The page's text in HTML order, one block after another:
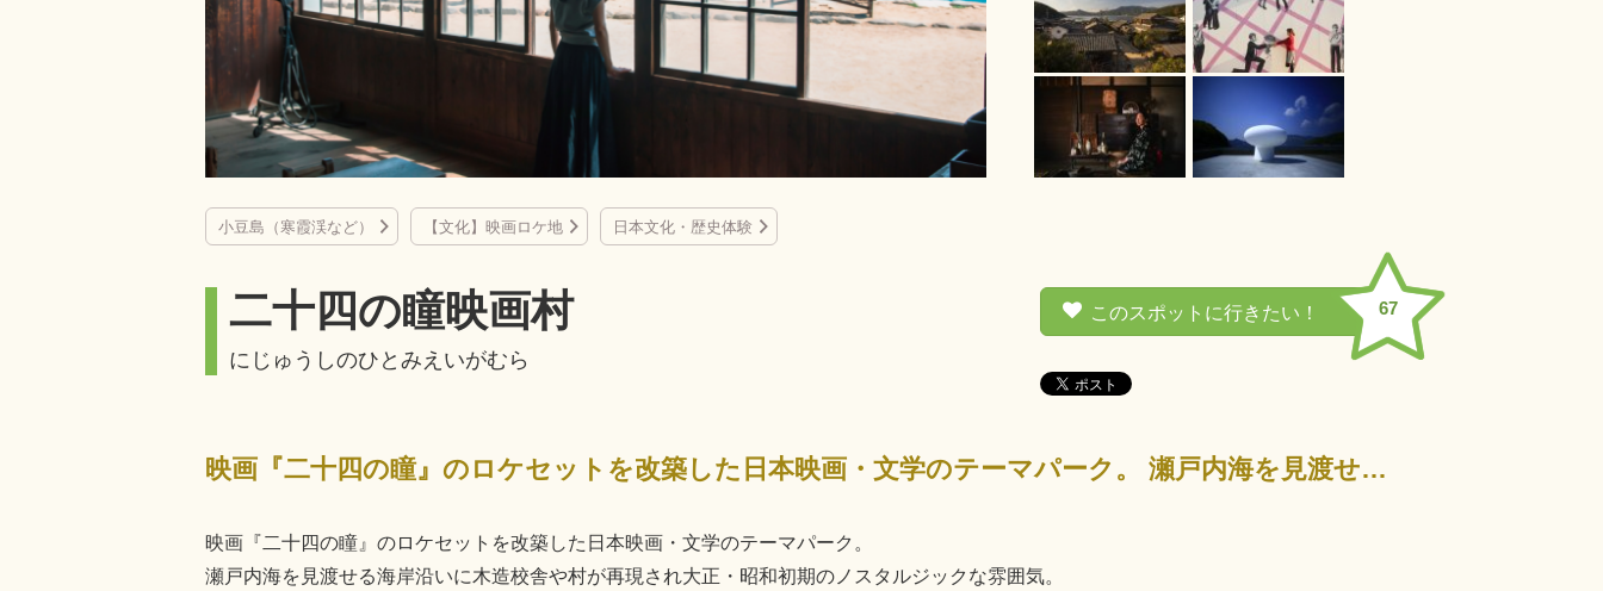
小豆島（寒霞渓など） 【文化】映画ロケ地 日本文化・歴史体験
二十四の瞳映画村
にじゅうしのひとみえいがむら
67
映画『二十四の瞳』のロケセットを改築した日本映画・文学のテーマパーク。 瀬戸内海を見渡せる海岸沿い…
映画『二十四の瞳』のロケセットを改築した日本映画・文学のテーマパーク。
瀬戸内海を見渡せる海岸沿いに木造校舎や村が再現され大正・昭和初期のノスタルジックな雰囲気。